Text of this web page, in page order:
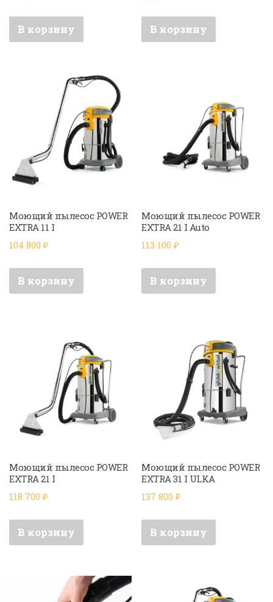
В корзину В корзину
Моющий пылесос POWER
EXTRA 11 I
104 800 ₽
В корзину
Моющий пылесос POWER
EXTRA 21 I Auto
113 100₽
В корзину
Моющий пылесос POWER
EXTRA 21 I
118 700 ₽
В корзину
Моющий пылесос POWER
EXTRA 31 I ULKA
137 800₽
В корзину